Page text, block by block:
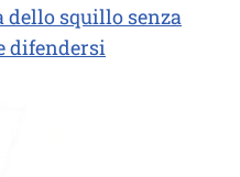
dello squillo senza
difendersi